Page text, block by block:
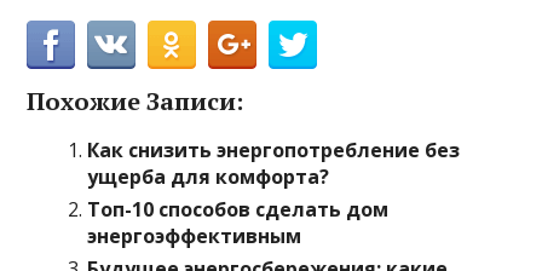
Похожие Записи:
Как снизить энергопотребление без
ущерба для комфорта?
Топ-10 способов сделать дом
энергоэффективным